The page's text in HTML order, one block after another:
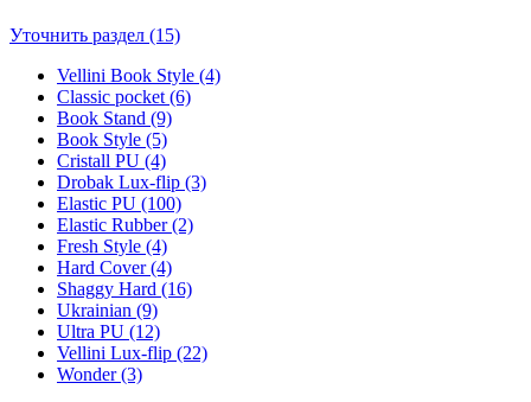
Уточнить раздел (15)
Vellini Book Style (4)
Classic pocket (6)
Book Stand (9)
Book Style (5)
Cristall PU (4)
Drobak Lux-flip (3)
Elastic PU (100)
Elastic Rubber (2)
Fresh Style (4)
Hard Cover (4)
Shaggy Hard (16)
Ukrainian (9)
Ultra PU (12)
Vellini Lux-flip (22)
Wonder (3)